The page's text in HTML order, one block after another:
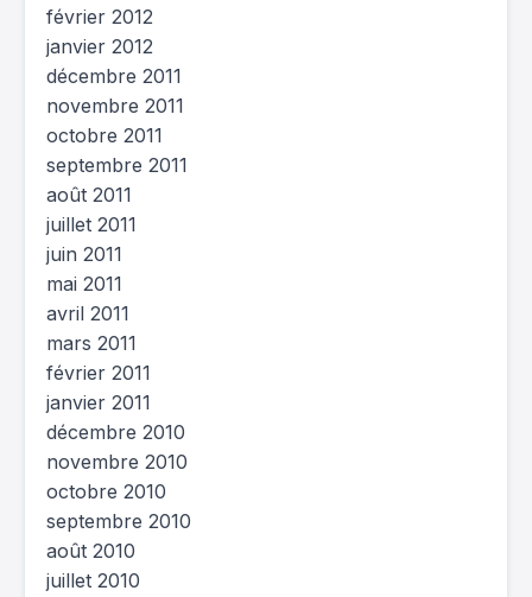
février 2012
janvier 2012
décembre 2011
novembre 2011
octobre 2011
septembre 2011
août 2011
juillet 2011
juin 2011
mai 2011
avril 2011
mars 2011
février 2011
janvier 2011
décembre 2010
novembre 2010
octobre 2010
septembre 2010
août 2010
juillet 2010